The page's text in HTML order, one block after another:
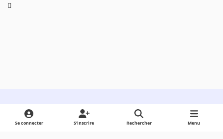
Light ModeDark ModeSystem Preference
Se connecter S’inscrire Rechercher Menu